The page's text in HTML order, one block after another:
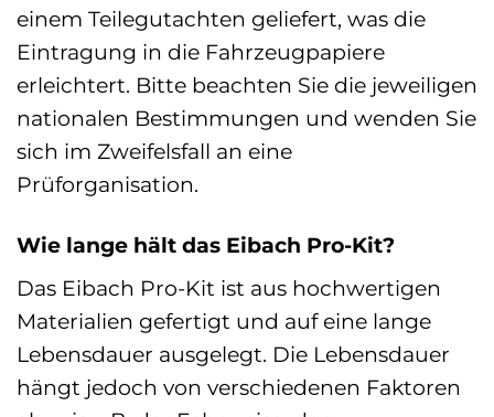
einem Teilegutachten geliefert, was die
Eintragung in die Fahrzeugpapiere
erleichtert. Bitte beachten Sie die jeweiligen
nationalen Bestimmungen und wenden Sie
sich im Zweifelsfall an eine
Prüforganisation.
Wie lange hält das Eibach Pro-Kit?
Das Eibach Pro-Kit ist aus hochwertigen
Materialien gefertigt und auf eine lange
Lebensdauer ausgelegt. Die Lebensdauer
hängt jedoch von verschiedenen Faktoren